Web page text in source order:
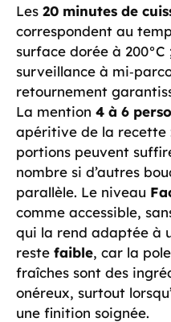
Les 20 minutes de
correspondent au
surface dorée à
surveillance à
retournement
La mention 4 à 6
apéritive de la recette
portions peuvent
nombre si d’autres
parallèle. Le niveau
comme accessible,
qui la rend adaptée à
reste faible, car la
fraîches sont des
onéreux, surtout
une finition soignée.